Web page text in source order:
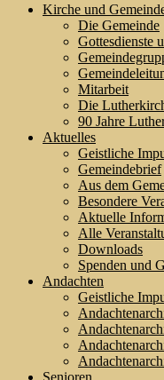
Kirche und
Die Gemeinde
Gottesdienste
Mitarbeit
Die
90 Jahre
Aktuelles
Geistliche
Gemeindebrief
Aus dem
Besondere
Aktuelle
Alle
Downloads
Spenden und
Andachten
Geistliche
Senioren